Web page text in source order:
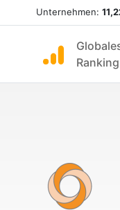
Unternehmen:
Ranking